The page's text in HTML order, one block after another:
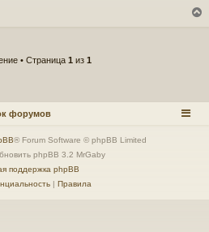
с
• Страница 1 из 1
форумов
® Forum Software © phpBB Limited
phpBB 3.2 MrGaby
поддержка phpBB
| Правила